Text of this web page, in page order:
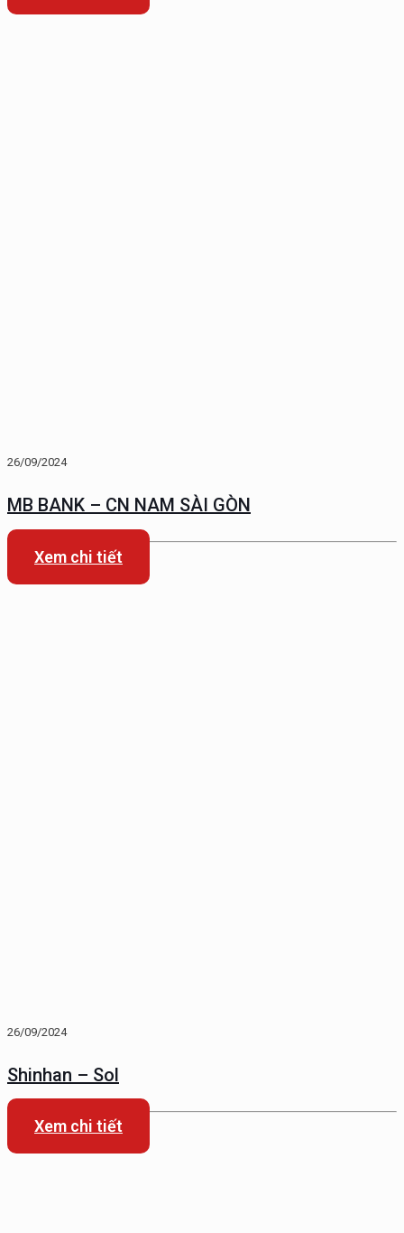
26/09/2024
MB BANK – CN NAM SÀI GÒN
Xem chi tiết
26/09/2024
Shinhan – Sol
Xem chi tiết